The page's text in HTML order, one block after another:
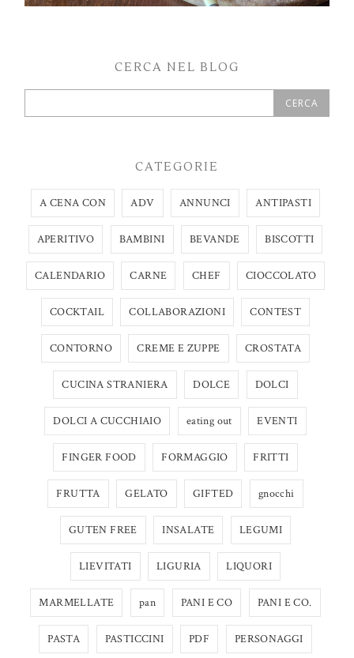
CERCA NEL BLOG
CATEGORIE
A CENA CON ADV ANNUNCI ANTIPASTI
APERITIVO BAMBINI BEVANDE BISCOTTI
CALENDARIO CARNE CHEF CIOCCOLATO
COCKTAIL COLLABORAZIONI CONTEST
CONTORNO CREME E ZUPPE CROSTATA
CUCINA STRANIERA DOLCE DOLCI
DOLCI A CUCCHIAIO eating out EVENTI
FINGER FOOD FORMAGGIO FRITTI
FRUTTA GELATO GIFTED gnocchi
GUTEN FREE INSALATE LEGUMI
LIEVITATI LIGURIA LIQUORI
MARMELLATE pan PANI E CO PANI E CO.
PASTA PASTICCINI PDF PERSONAGGI